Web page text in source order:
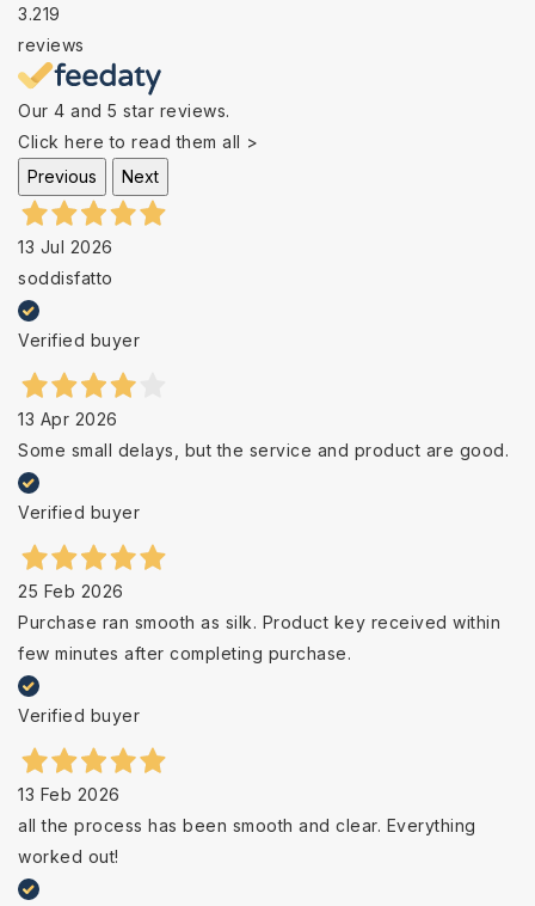
3.219
reviews
Our 4 and 5 star reviews.
Click here to read them all >
Previous
Next
13 Jul 2026
soddisfatto
Verified buyer
13 Apr 2026
Some small delays, but the service and product are good.
Verified buyer
25 Feb 2026
Purchase ran smooth as silk. Product key received within
few minutes after completing purchase.
Verified buyer
13 Feb 2026
all the process has been smooth and clear. Everything
worked out!